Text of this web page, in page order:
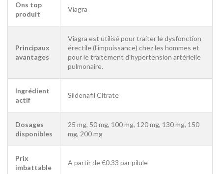
Ons top
produit
Viagra
Principaux
avantages
Viagra est utilisé pour traiter le dysfonction
érectile (l'impuissance) chez les hommes et
pour le traitement d'hypertension artérielle
pulmonaire.
Ingrédient
actif
Sildenafil Citrate
Dosages
disponibles
25 mg, 50 mg, 100 mg, 120 mg, 130 mg, 150
mg, 200 mg
Prix
imbattable
A partir de €0.33 par pilule